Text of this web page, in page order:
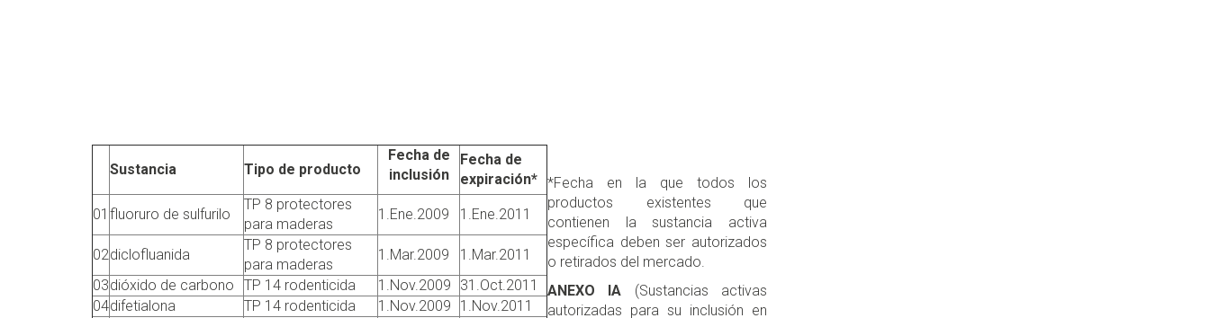
Sustancia Tipo de producto
Fecha de
inclusión
Fecha de
expiración*
01 fluoruro de sulfurilo
TP 8 protectores
para maderas
1.Ene.2009 1.Ene.2011
02diclofluanida
TP 8 protectores
para maderas
1.Mar.2009
1.Mar.2011
03dióxido de carbono TP 14 rodenticida 1.Nov.2009
31.Oct.2011
04difetialona TP 14 rodenticida 1.Nov.2009 1.Nov.2011
*Fecha en la que todos los
productos existentes que
contienen la sustancia activa
específica deben ser autorizados
o retirados del mercado.
ANEXO IA (Sustancias activas
autorizadas para su inclusión en